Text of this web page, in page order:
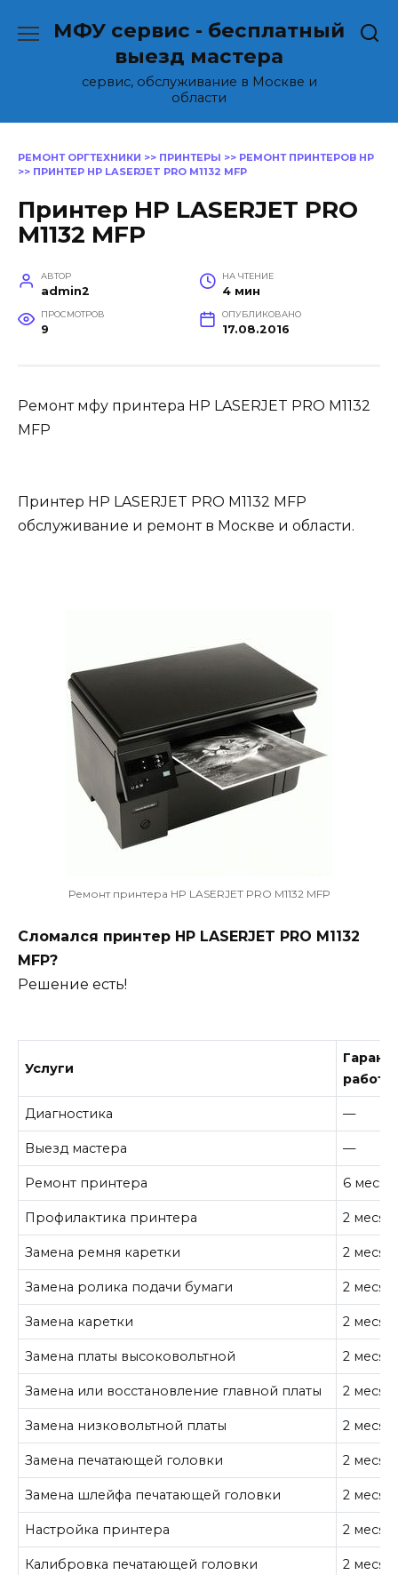
МФУ сервис - бесплатный
выезд мастера
сервис, обслуживание в Москве и
области
РЕМОНТ ОРГТЕХНИКИ >> ПРИНТЕРЫ >> РЕМОНТ ПРИНТЕРОВ HP
>> ПРИНТЕР HP LASERJET PRO M1132 MFP
Принтер HP LASERJET PRO
M1132 MFP
АВТОР
admin2
НА ЧТЕНИЕ
4 мин
ПРОСМОТРОВ
9
ОПУБЛИКОВАНО
17.08.2016
Ремонт мфу принтера HP LASERJET PRO M1132
MFP
Принтер HP LASERJET PRO M1132 MFP
обслуживание и ремонт в Москве и области.
Ремонт принтера HP LASERJET PRO M1132 MFP
Сломался принтер HP LASERJET PRO M1132
MFP?
Решение есть!
Услуги
работу
Диагностика —
Выезд мастера —
Ремонт принтера 6
Профилактика принтера 2
Замена ремня каретки 2
Замена ролика подачи бумаги 2
Замена каретки 2
Замена платы высоковольтной 2
Замена или восстановление главной платы 2
Замена низковольтной платы 2
Замена печатающей головки 2
Замена шлейфа печатающей головки 2
Настройка принтера 2
Калибровка печатающей головки 2